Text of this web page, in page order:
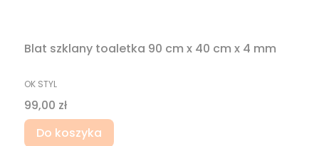
Blat szklany toaletka 90 cm x 40 cm x 4 mm
PRODUCENT
OK STYL
Cena
99,00 zł
Do koszyka